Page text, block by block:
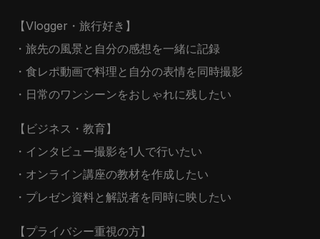
【Vlogger・旅行好き】
・旅先の風景と自分の感想を一緒に記録
・食レポ動画で料理と自分の表情を同時撮影
・日常のワンシーンをおしゃれに残したい
【ビジネス・教育】
・インタビュー撮影を1人で行いたい
・オンライン講座の教材を作成したい
・プレゼン資料と解説者を同時に映したい
【プライバシー重視の方】